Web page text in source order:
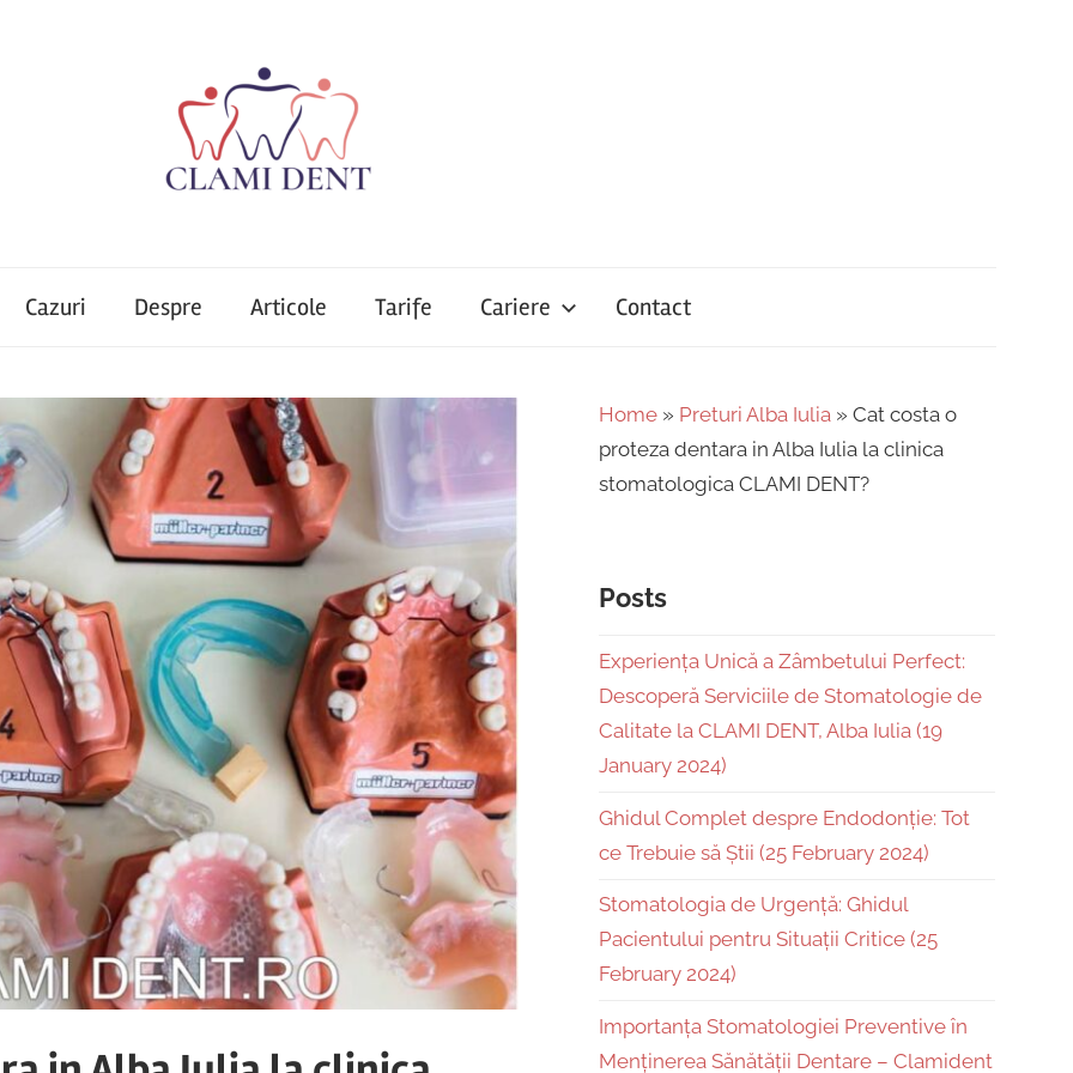
Cazuri Despre Articole Tarife Cariere Contact
Home » Preturi Alba Iulia » Cat costa o
proteza dentara in Alba Iulia la clinica
stomatologica CLAMI DENT?
Posts
Experiența Unică a Zâmbetului Perfect:
Descoperă Serviciile de Stomatologie de
Calitate la CLAMI DENT, Alba Iulia (19
January 2024)
Ghidul Complet despre Endodonție: Tot
ce Trebuie să Știi (25 February 2024)
Stomatologia de Urgență: Ghidul
Pacientului pentru Situații Critice (25
February 2024)
Importanța Stomatologiei Preventive în
Menținerea Sănătății Dentare – Clamident